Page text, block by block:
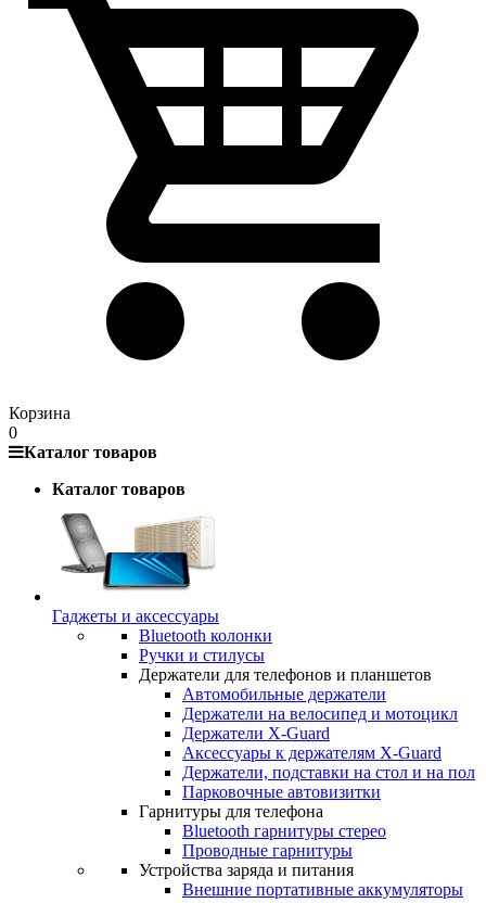
Корзина
0
Каталог товаров
Каталог товаров
Гаджеты и аксессуары
Bluetooth колонки
Ручки и стилусы
Держатели для телефонов и планшетов
Автомобильные держатели
Держатели на велосипед и мотоцикл
Держатели X-Guard
Аксессуары к держателям X-Guard
Держатели, подставки на стол и на пол
Парковочные автовизитки
Гарнитуры для телефона
Bluetooth гарнитуры стерео
Проводные гарнитуры
Устройства заряда и питания
Внешние портативные аккумуляторы